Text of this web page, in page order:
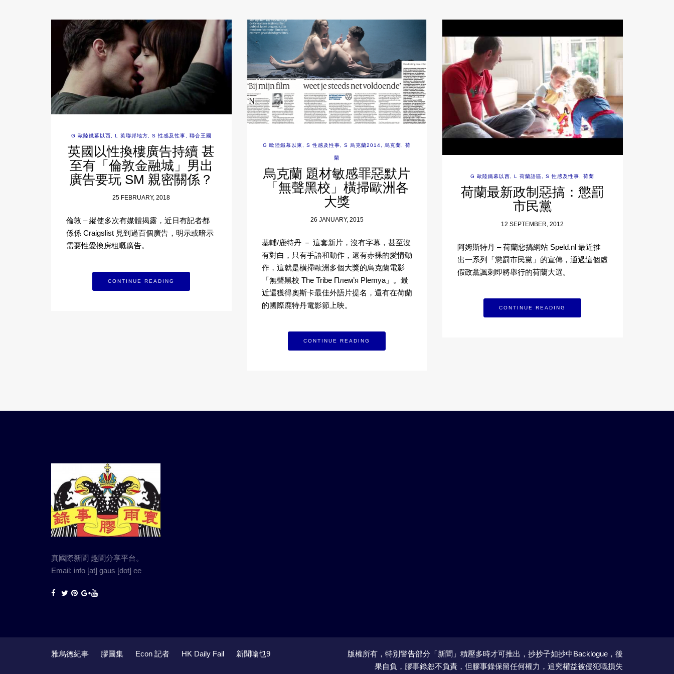
G 歐陸鐵幕以西 L 英聯邦地方 S 性感及性事 聯合王國
英國以性換樓廣告持續 甚
至有「倫敦金融城」男出
廣告要玩 SM 親密關係？
25 FEBRUARY, 2018
倫敦 – 縱使多次有媒體揭露，近日有記者都
係係 Craigslist 見到過百個廣告，明示或暗示
需要性愛換房租嘅廣告。
CONTINUE READING
G 歐陸鐵幕以東,S 性感及性事,S 烏克蘭2014,烏克蘭 ,荷
蘭
烏克蘭 題材敏感罪惡默片
「無聲黑校」橫掃歐洲各
大獎
26 JANUARY, 2015
基輔/鹿特丹 － 這套新片，沒有字幕，甚至沒
有對白，只有手語和動作，還有赤裸的愛情動
作，這就是橫掃歐洲多個大獎的烏克蘭電影
「無聲黑校 The Tribe Плем’я Plemya」。最
近還獲得奧斯卡最佳外語片提名，還有在荷蘭
的國際鹿特丹電影節上映。
CONTINUE READING
G 歐陸鐵幕以西 ,L 荷蘭語區 ,S 性感及性事 ,荷蘭
荷蘭最新政制惡搞：懲罰
市民黨
12 SEPTEMBER, 2012
阿姆斯特丹 – 荷蘭惡搞網站 Speld.nl 最近推
出一系列「懲罰市民黨」的宣傳，通過這個虛
假政黨諷刺即將舉行的荷蘭大選。
CONTINUE READING
真國際新聞 趣聞分享平台。
Email: info [at] gaus [dot] ee
雅烏德紀事 膠圖集 Econ 記者 HK Daily Fail 新聞噏乜9
版權所有，特別警告部分「新聞」積壓多時才可推出，抄抄子如抄中Backlogue，後
果自負，膠事錄恕不負責，但膠事錄保留任何權力，追究權益被侵犯嘅損失